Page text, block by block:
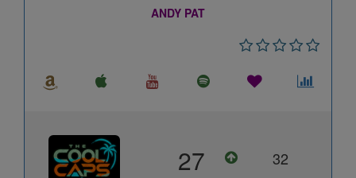
ANDY PAT
27 32